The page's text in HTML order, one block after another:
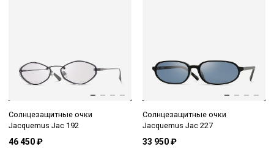
Солнцезащитные очки
Jacquemus Jac 192
46 450 ₽
Солнцезащитные очки
Jacquemus Jac 227
33 950 ₽